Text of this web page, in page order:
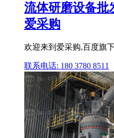
流体研磨设备批
爱采购
欢迎来到爱采购,百度旗
联系电话: 180 3780 8511